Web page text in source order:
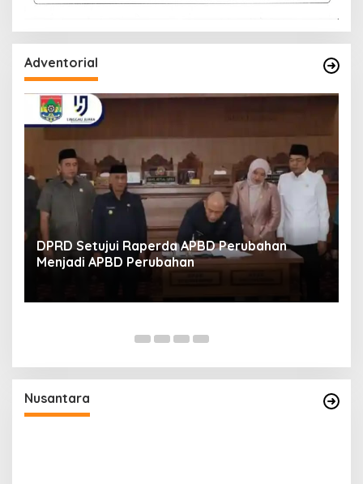
Adventorial
DPRD Setujui Raperda APBD Perubahan
Menjadi APBD Perubahan
Nusantara